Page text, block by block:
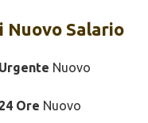
Nuovo Salario
Nuovo
Ore Nuovo